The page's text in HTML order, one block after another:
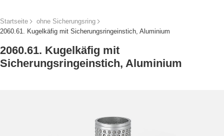
Startseite
ohne Sicherungsring
2060.61. Kugelkäfig mit Sicherungsringeinstich, Aluminium
2060.61. Kugelkäfig mit
Sicherungsringeinstich, Aluminium